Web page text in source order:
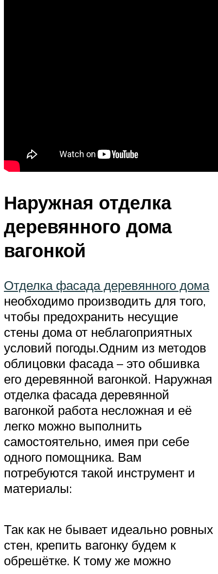
Наружная отделка
деревянного дома
вагонкой
Отделка фасада деревянного дома
необходимо производить для того,
чтобы предохранить несущие
стены дома от неблагоприятных
условий погоды.Одним из методов
облицовки фасада – это обшивка
его деревянной вагонкой. Наружная
отделка фасада деревянной
вагонкой работа несложная и её
легко можно выполнить
самостоятельно, имея при себе
одного помощника. Вам
потребуются такой инструмент и
материалы:
Так как не бывает идеально ровных
стен, крепить вагонку будем к
обрешётке. К тому же можно